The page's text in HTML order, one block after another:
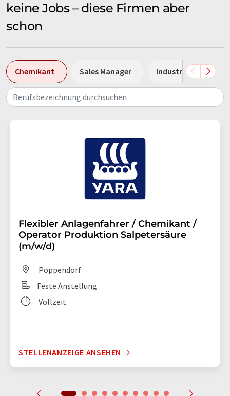
keine Jobs – diese Firmen aber
schon
Chemikant Sales Manager
Berufsbezeichnung durchsuchen
Flexibler Anlagenfahrer / Chemikant /
Operator Produktion Salpetersäure
(m/w/d)
Poppendorf
Feste Anstellung
Vollzeit
STELLENANZEIGE ANSEHEN